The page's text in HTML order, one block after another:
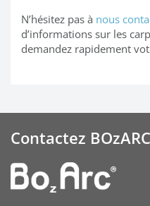
N’hésitez pas à nous
d’informations sur les
demandez rapidement
Contactez BOzARC